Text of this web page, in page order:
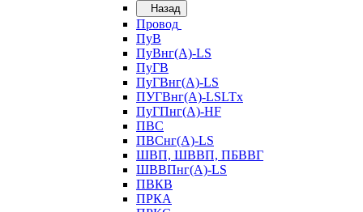
Назад
Провод
ПуВ
ПуВнг(А)-LS
ПуГВ
ПуГВнг(А)-LS
ПУГВнг(А)-LSLTx
ПуГПнг(А)-HF
ПВС
ПВСнг(А)-LS
ШВП, ШВВП, ПБВВГ
ШВВПнг(А)-LS
ПВКВ
ПРКА